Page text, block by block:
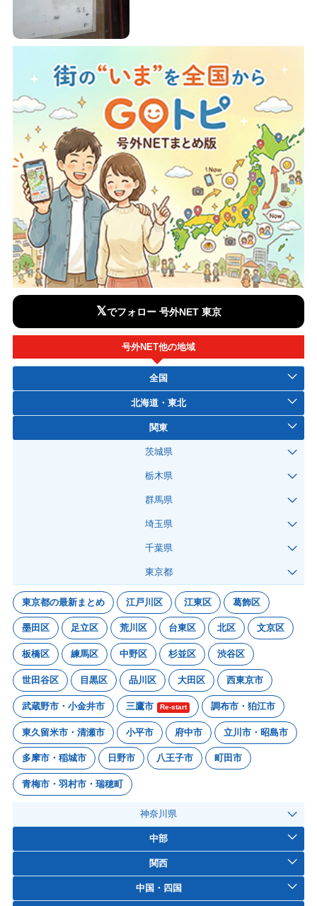
𝕏でフォロー 号外NET 東京
号外NET他の地域
全国
北海道・東北
関東
茨城県
栃木県
群馬県
埼玉県
千葉県
東京都
東京都の最新まとめ 江戸川区 江東区 葛飾区
墨田区 足立区 荒川区 台東区 北区 文京区
板橋区 練馬区 中野区 杉並区 渋谷区
世田谷区 目黒区 品川区 大田区 西東京市
武蔵野市・小金井市 三鷹市 Re-start 調布市・狛江市
東久留米市・清瀬市 小平市 府中市 立川市・昭島市
多摩市・稲城市 日野市 八王子市 町田市
青梅市・羽村市・瑞穂町
神奈川県
中部
関西
中国・四国